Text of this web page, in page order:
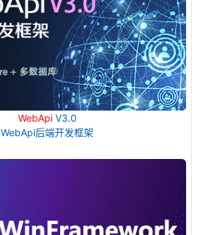
WebApiV3.0
WebApi后端开发框架